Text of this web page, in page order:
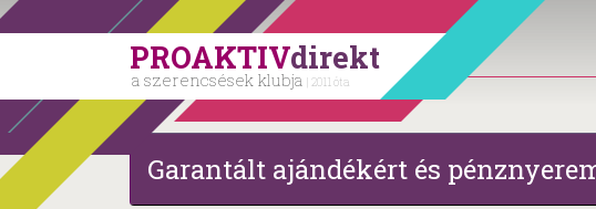
PROAKTIVdirekt
a szerencsések klubja | 2011 óta
Garantált ajándékért és